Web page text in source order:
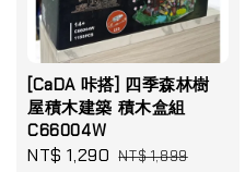
[CaDA 咔搭] 四季森林樹
屋積木建築 積木盒組
C66004W
Sale
NT$ 1,290 Regular
NT$ 1,899